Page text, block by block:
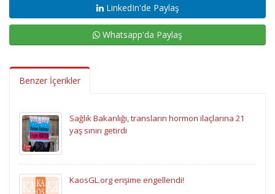
LinkedIn'de Paylaş
Whatsapp'da Paylaş
Benzer İçerikler
Sağlık Bakanlığı, transların hormon ilaçlarına 21
yaş sınırı getirdi
KaosGL.org erişime engellendi!